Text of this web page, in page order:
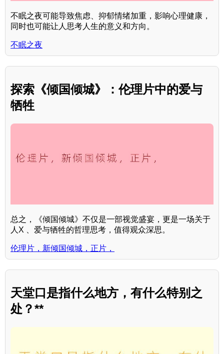
不眠之夜可能导致焦虑、抑郁情绪加重，影响心理健康，
同时也可能让人思考人生的意义和方向。
不眠之夜
探索《倾国倾城》：伦理片中的爱与
牺牲
总之，《倾国倾城》不仅是一部视觉盛宴，更是一场关于
人X 、爱与牺牲的哲理思考，值得观众深思。
伦理片，新倾国倾城，正片，
天堂口是指什么地方，有什么特别之
处？**